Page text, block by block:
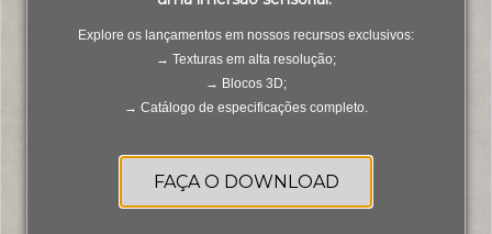
Explore os lançamentos em nossos recursos exclusivos:
→ Texturas em alta resolução;
→ Blocos 3D;
→ Catálogo de especificações completo.
FAÇA O DOWNLOAD